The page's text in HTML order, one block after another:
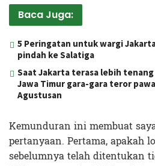
Baca Juga:
5 Peringatan untuk wargi
pindah ke Salatiga
Saat Jakarta terasa lebih
Jawa Timur gara-gara teror
Agustusan
Kemunduran ini membuat
pertanyaan. Pertama, apakah
sebelumnya telah ditentukan